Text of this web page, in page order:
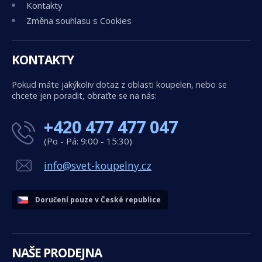
Kontakty
Změna souhlasu s Cookies
KONTAKTY
Pokud máte jakýkoliv dotaz z oblasti koupelen, nebo se
chcete jen poradit, obraťte se na nás:
+420 477 477 047
(Po - Pá: 9:00 - 15:30)
info@svet-koupelny.cz
Doručení pouze v České republice
NAŠE PRODEJNA